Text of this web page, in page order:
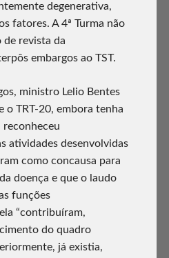
degenerativa,
fatores. A 4ª Turma não
de revista da
embargos ao TST.
ministro Lelio Bentes
o TRT-20, embora tenha
reconheceu
atividades desenvolvidas
como concausa para
doença e que o laudo
funções
“contribuíram,
do quadro
já existia,